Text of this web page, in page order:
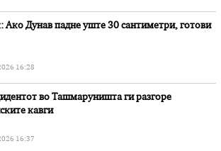
Ако Дунав падне уште 30 сантиметри, готови
16:28
во Ташмаруништa ги разгоре
кавги
16:37